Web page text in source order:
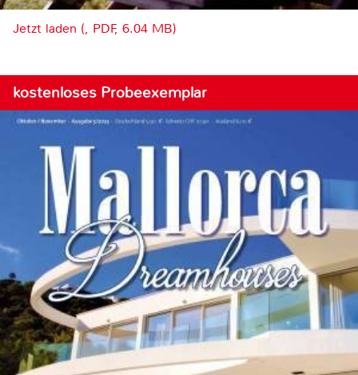
Jetzt laden (, PDF, 6.04 MB)
kostenloses Probeexemplar